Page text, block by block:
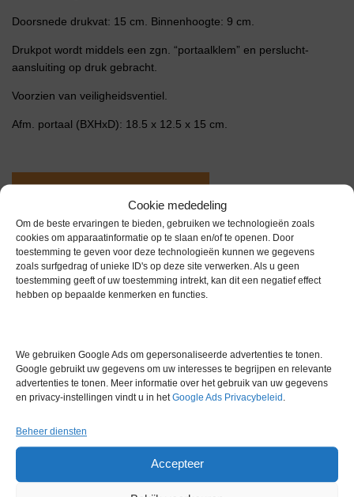
Cookie mededeling
Om de beste ervaringen te bieden, gebruiken we technologieën zoals
cookies om apparaatinformatie op te slaan en/of te openen. Door
toestemming te geven voor deze technologieën kunnen we gegevens
zoals surfgedrag of unieke ID's op deze site verwerken. Als u geen
toestemming geeft of uw toestemming intrekt, kan dit een negatief effect
hebben op bepaalde kenmerken en functies.
We gebruiken Google Ads om gepersonaliseerde advertenties te tonen.
Google gebruikt uw gegevens om uw interesses te begrijpen en relevante
advertenties te tonen. Meer informatie over het gebruik van uw gegevens
en privacy-instellingen vindt u in hetGoogle Ads Privacybeleid .
Beheer diensten
Accepteer
Doorsnede drukvat: 15 cm. Binnenhoogte: 9 cm.
Drukpot wordt middels een zgn. “portaalklem” en perslucht-
aansluiting op druk gebracht.
Voorzien van veiligheidsventiel.
Afm. portaal (BXHxD): 18.5 x 12.5 x 15 cm.
Gewicht 0,0 kg
Garantie 1 maand
Conditie
Gereserveerd